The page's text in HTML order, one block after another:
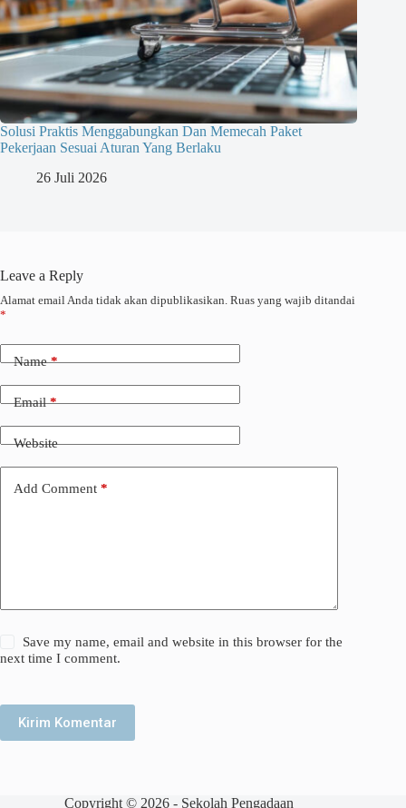
Solusi Praktis Menggabungkan Dan Memecah Paket
Pekerjaan Sesuai Aturan Yang Berlaku
26 Juli 2026
Leave a Reply
Alamat email Anda tidak akan dipublikasikan. Ruas yang wajib ditandai
*
Name*
Email*
Website
Add Comment *
Save my name, email and website in this browser for the
next time I comment.
Kirim Komentar
Copyright © 2026 - Sekolah Pengadaan